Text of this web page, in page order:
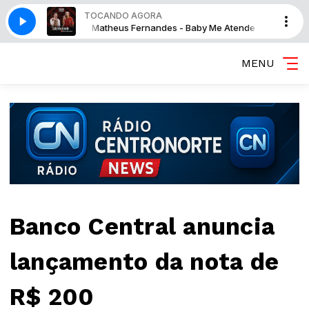
TOCANDO AGORA
Me Atende Matheus Fernandes - Baby Me Atende
MENU
Banco Central anuncia
lançamento da nota de
R$ 200